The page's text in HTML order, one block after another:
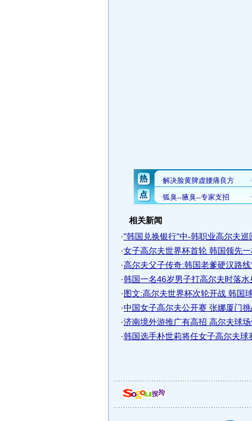
相关新闻
·"韩国兑换银行"中-韩职业高尔夫巡
·女子高尔夫世界杯首轮 韩国领先一
·高尔夫父子传奇:韩国老爹硬汉路线
·韩国一名46岁男子打高尔夫时落水
·图文:高尔夫世界杯次轮开战 韩国
·中国女子高尔夫公开赛 张娜厦门挑
·济南境外游推广有高招 高尔夫球场
·韩国选手朴世莉将任女子高尔夫球